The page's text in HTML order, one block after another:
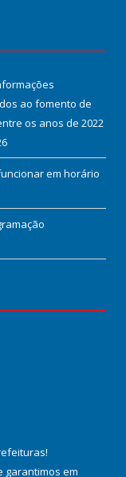
ao fomento de
os anos de 2022
em horário
!
garantimos em